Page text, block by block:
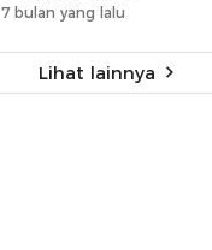
7 bulan yang lalu
Lihat lainnya